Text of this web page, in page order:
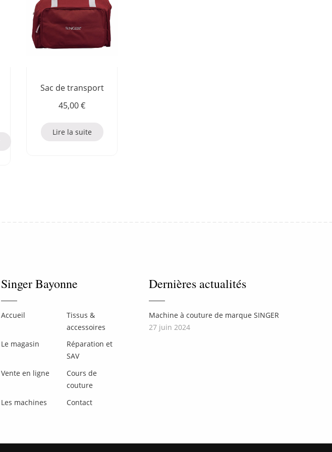
Sac de transport
45,00€
Lire la suite
Singer Bayonne
Accueil
Tissus &
accessoires
Le magasin
Réparation et
SAV
Vente en ligne
Cours de
couture
Les machines
Contact
Dernières actualités
Machine à couture de marque SINGER
27 juin 2024